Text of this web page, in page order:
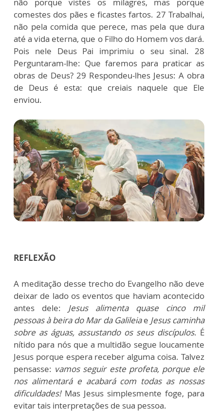
comestes dos pães e ficastes fartos. 27 Trabalhai,
não pela comida que perece, mas pela que dura
até a vida eterna, que o Filho do Homem vos dará.
Pois nele Deus Pai imprimiu o seu sinal. 28
Perguntaram-lhe: Que faremos para praticar as
obras de Deus? 29 Respondeu-lhes Jesus: A obra
de Deus é esta: que creiais naquele que Ele
enviou.
REFLEXÃO
A meditação desse trecho do Evangelho não deve
deixar de lado os eventos que haviam acontecido
antes dele: Jesus alimenta quase cinco mil
pessoas à beira do Mar da Galileiae Jesus caminha
sobre as águas, assustando os seus discípulos. É
nítido para nós que a multidão segue loucamente
Jesus porque espera receber alguma coisa. Talvez
pensasse: vamos seguir este profeta, porque ele
nos alimentará e acabará com todas as nossas
dificuldades!Mas Jesus simplesmente foge, para
evitar tais interpretações de sua pessoa.